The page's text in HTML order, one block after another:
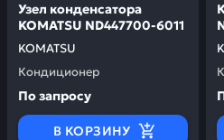
KOMATSU
Узел конденсатора
KOMATSU ND447700-6011
Кондиционер
По запросу
В КОРЗИНУ